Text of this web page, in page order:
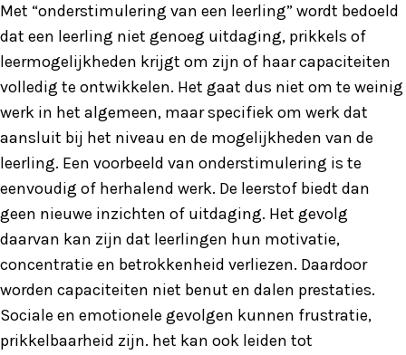
Met “onderstimulering van een leerling” wordt bedoeld
dat een leerling niet genoeg uitdaging, prikkels of
leermogelijkheden krijgt om zijn of haar capaciteiten
volledig te ontwikkelen. Het gaat dus niet om te weinig
werk in het algemeen, maar specifiek om werk dat
aansluit bij het niveau en de mogelijkheden van de
leerling. Een voorbeeld van onderstimulering is te
eenvoudig of herhalend werk. De leerstof biedt dan
geen nieuwe inzichten of uitdaging. Het gevolg
daarvan kan zijn dat leerlingen hun motivatie,
concentratie en betrokkenheid verliezen. Daardoor
worden capaciteiten niet benut en dalen prestaties.
Sociale en emotionele gevolgen kunnen frustratie,
prikkelbaarheid zijn. het kan ook leiden tot